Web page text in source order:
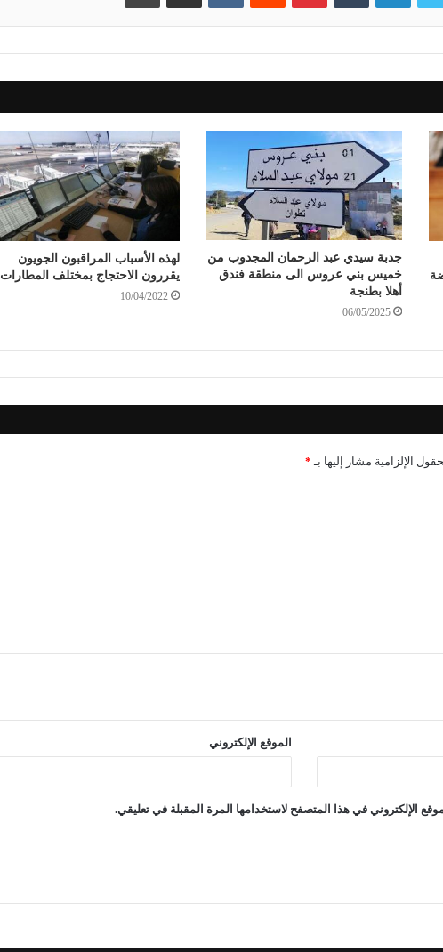
جدبة سيدي عبد الرحمان المجدوب من
خميس بني عروس الى منطقة فندق
أهلا بطنجة
06/05/2025
لهذه الأسباب المراقبون الجويون
يقررون الاحتجاج بمختلف المطارات
10/04/2022
الإلزامية مشار إليها بـ *
الموقع الإلكتروني
الإلكتروني في هذا المتصفح لاستخدامها المرة المقبلة في تعليقي.